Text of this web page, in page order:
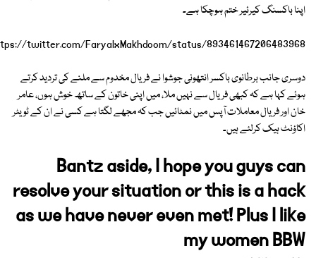
اپنا باکسنگ کیرئیر ختم ہوچکا ہے۔
twitter.com/FaryalxMakhdoom/status/893461467206483968
دوسری جانب برطانوی باکسر انتھونی جوشوا نے فریال مخدوم سے ملنے کی تردید کرتے
ہوئے کہا ہے کہ کبھی فریال سے نہیں ملا، میں اپنی خاتون کے ساتھ خوش ہوں، عامر
خان اور فریال معاملات آپس میں نمٹائیں جب کہ مجھے لگتا ہے کسی نے ان کے ٹویٹر
اکاؤنٹ ہیک کرلئے ہیں۔
Bantz aside, I hope you guys can
resolve your situation or this is a hack
as we have never even met! Plus I like
my women BBW